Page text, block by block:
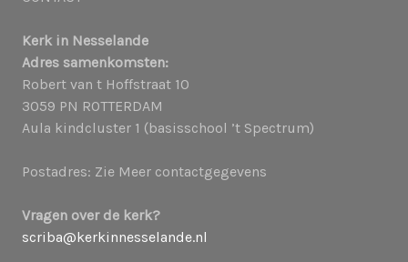
Kerk in Nesselande
Adres samenkomsten:
Robert van t Hoffstraat 10
3059 PN ROTTERDAM
Aula kindcluster 1 (basisschool ’t Spectrum)
Postadres: Zie Meer contactgegevens
Vragen over de kerk?
scriba@kerkinnesselande.nl